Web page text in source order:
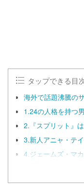
タップできる目
海外で話題沸騰の
1.24の人格を持つ
2.『スプリット』
3.新人アニャ・テ
4.ジェームズ・マ